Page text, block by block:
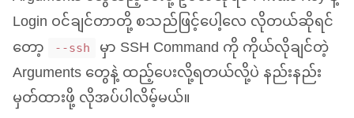
Login ဝင်ချင်တာတို့ စသည်ဖြင့်ပေါ့လေ လိုတယ်ဆိုရင်
တော့
--ssh မှာSSHCommand ကို ကိုယ်လိုချင်တဲ့
Arguments တွေနဲ့ ထည့်ပေးလို့ရတယ်လို့ပဲ နည်းနည်း
မှတ်ထားဖို့ လိုအပ်ပါလိမ့်မယ်။